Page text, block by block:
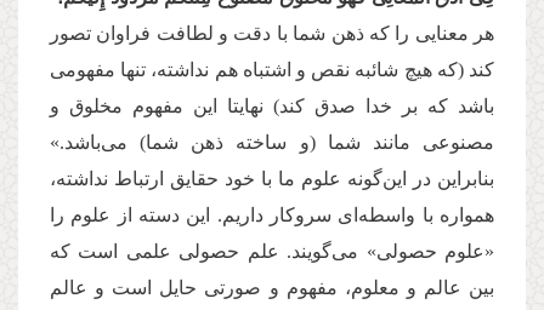
هر معنایی را که ذهن شما با دقت و لطافت فراوان تصور
کند (که هیچ شائبه نقص و اشتباه هم نداشته، تنها مفهومی
باشد که بر خدا صدق کند) نهایتا این مفهوم مخلوق و
مصنوعی مانند شما (و ساخته ذهن شما) می‌باشد.»
بنابراین در این‌گونه علوم ما با خود حقایق ارتباط نداشته،
همواره با واسطه‌ای سروکار داریم. این دسته از علوم را
«علوم حصولی» می‌گویند. علم حصولی علمی است که
بین عالم و معلوم، مفهوم و صورتی حایل است و عالم